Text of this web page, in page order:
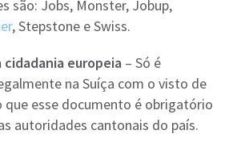
são: Jobs, Monster, Jobup,
, Stepstone e Swiss.
europeia – Só é
na Suíça com o visto de
que esse documento é obrigatório
autoridades cantonais do país.